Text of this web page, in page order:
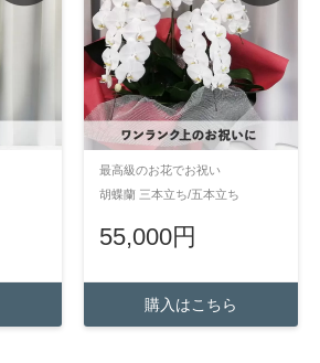
最高級のお花でお祝い
胡蝶蘭 三本立ち/五本立ち
55,000円
購入はこちら